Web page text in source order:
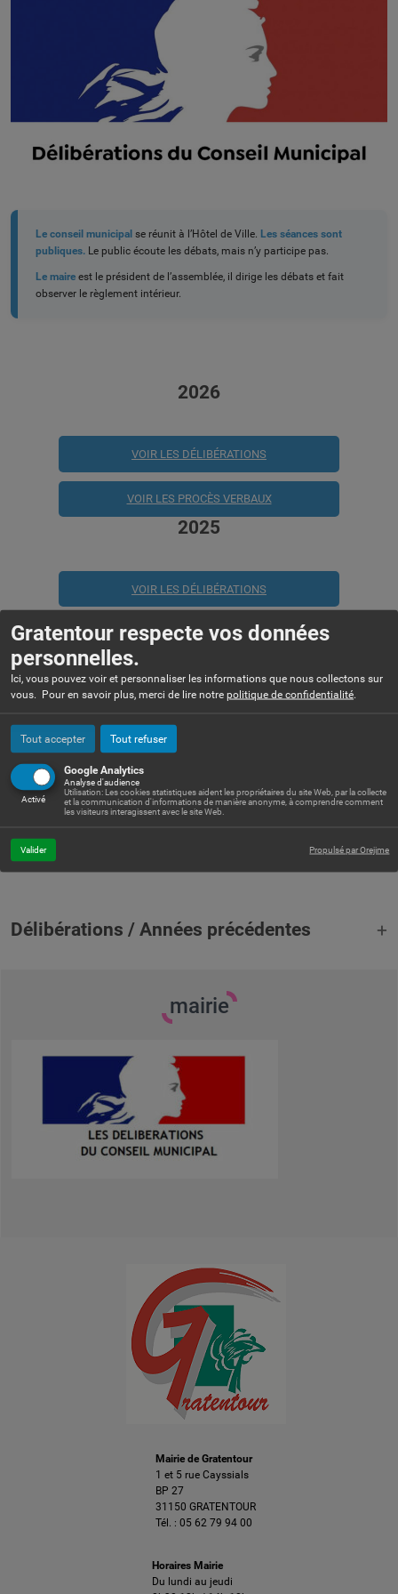
Gratentour respecte vos données
personnelles.
Ici, vous pouvez voir et personnaliser les informations que nous collectons sur
vous. Pour en savoir plus, merci de lire notre politique de confidentialité.
Tout accepter Tout refuser
Google Analytics
Activé
Analyse d'audience
Utilisation: Les cookies statistiques aident les propriétaires du site Web, par la collecte
et la communication d'informations de manière anonyme, à comprendre comment
les visiteurs interagissent avec le site Web.
Valider Propulsé par Orejime
Le conseil municipal se réunit à l’Hôtel de Ville. Les séances sont
publiques. Le public écoute les débats, mais n’y participe pas.
Le maire est le président de l’assemblée, il dirige les débats et fait
observer le règlement intérieur.
2026
VOIR LES DÉLIBÉRATIONS
VOIR LES PROCÈS VERBAUX
2025
VOIR LES DÉLIBÉRATIONS
VOIR LES PROCÈS VERBAUX
VOIR LES DÉLIBÉRATIONS
VOIR LES PROCÈS VERBAUX
Décisions du Maire
Délibérations / Années précédentes
mairie
Mairie de Gratentour
1 et 5 rue Cayssials
BP 27
31150 GRATENTOUR
Tél. : 05 62 79 94 00
Horaires Mairie
Du lundi au jeudi